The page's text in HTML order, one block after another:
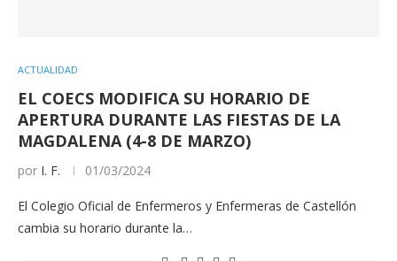
ACTUALIDAD
EL COECS MODIFICA SU HORARIO DE
APERTURA DURANTE LAS FIESTAS DE LA
MAGDALENA (4-8 DE MARZO)
por I. F. 01/03/2024
El Colegio Oficial de Enfermeros y Enfermeras de Castellón
cambia su horario durante la…